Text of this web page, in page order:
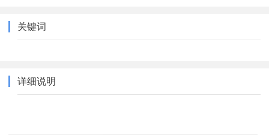
关键词
详细说明